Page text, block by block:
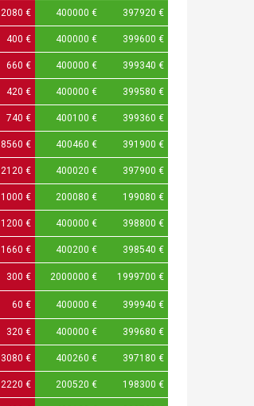
2080 € 400000 € 397920 €
400 € 400000 € 399600 €
660 € 400000 € 399340 €
420 € 400000 € 399580 €
740 € 400100 € 399360 €
8560 € 400460 € 391900 €
2120 € 400020 € 397900 €
1000 € 200080 € 199080 €
1200 € 400000 € 398800 €
1660 € 400200 €
398540 €
300 € 2000000 €
1999700 €
60 € 400000 € 399940 €
320 € 400000 € 399680 €
3080 € 400260 € 397180 €
2220 € 200520 € 198300 €